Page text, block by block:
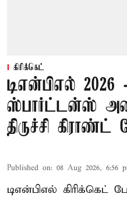
கிரிக்கெட்
டிஎன்பிஎல்
ஸ்பார்ட்டன்ஸ்
திருச்சி
Published on: 08 Aug 2026, 6:56
டிஎன்பிஎல் கிரிக்கெட்